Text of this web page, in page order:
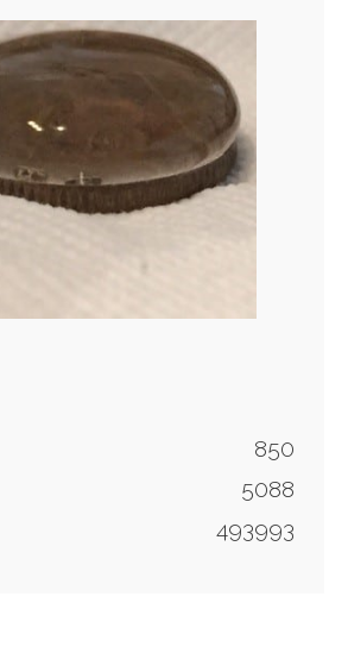
850
5088
493993